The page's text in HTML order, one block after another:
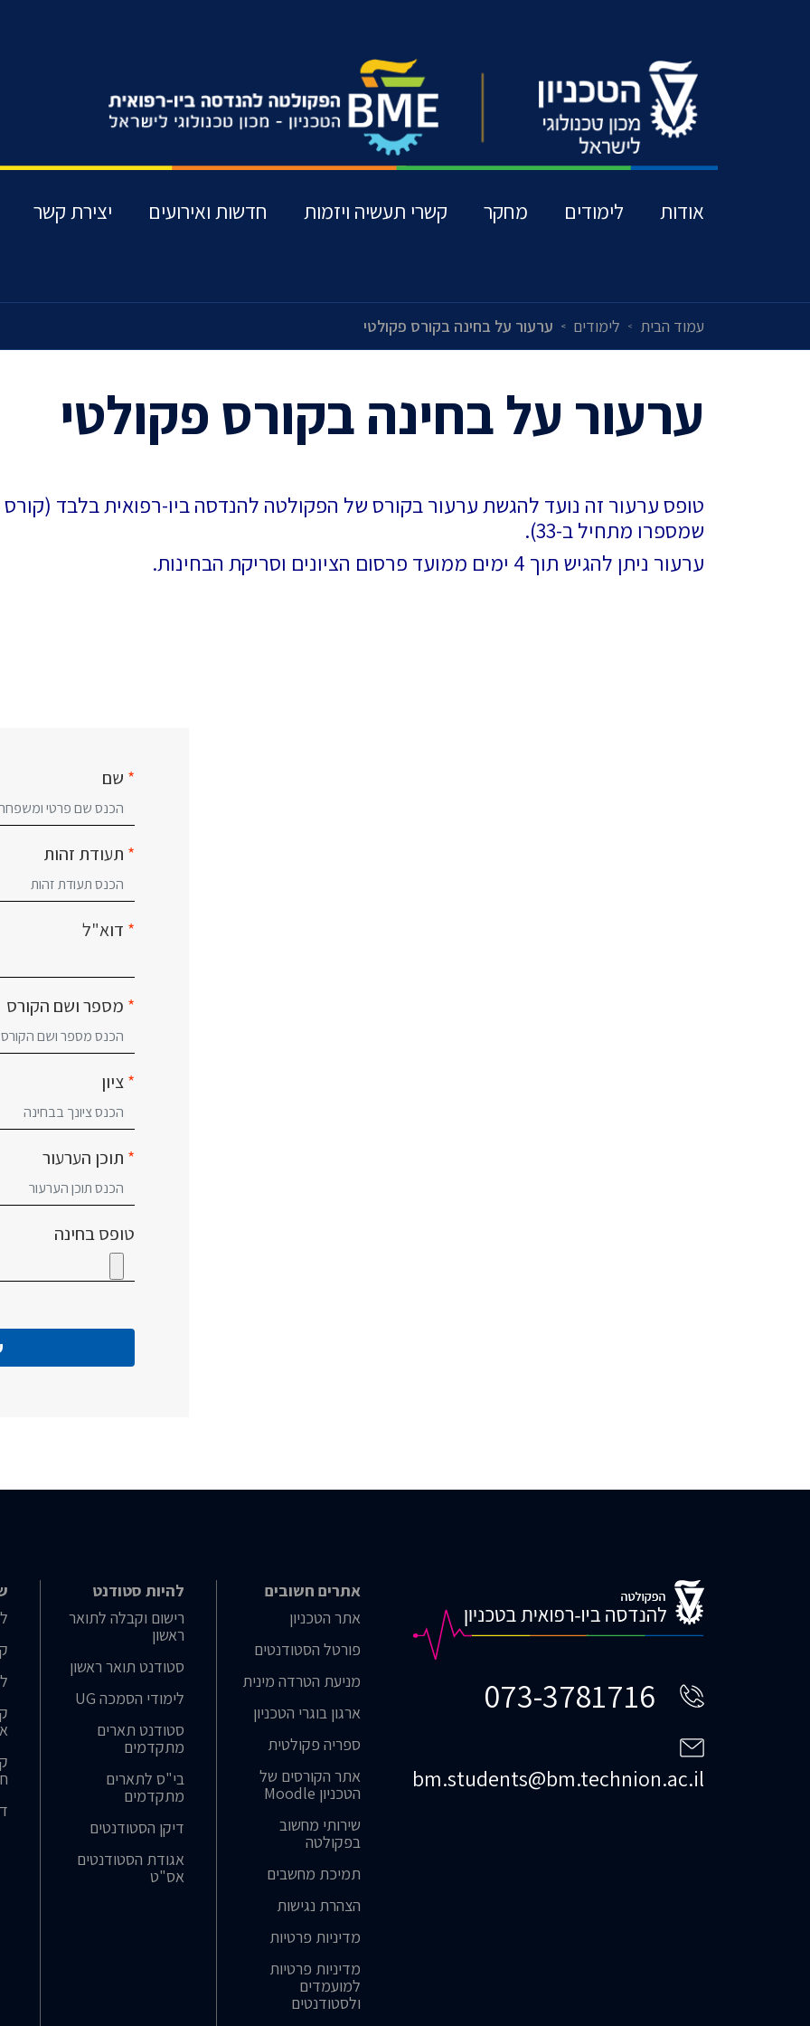
אודות לימודים מחקר קשרי תעשיה ויזמות חדשות ואירועים יצירת קשר
עמוד הבית לימודים ערעור על בחינה בקורס פקולטי
ערעור על בחינה בקורס פקולטי
טופס ערעור זה נועד להגשת ערעור בקורס של הפקולטה להנדסה ביו-רפואית בלבד (קורס
שמספרו מתחיל ב-33).
ערעור ניתן להגיש תוך 4 ימים ממועד פרסום הציונים וסריקת הבחינות.
* שם
* תעודת זהות
* דוא"ל
* מספר ושם הקורס
*ציון
* תוכן הערעור
טופס בחינה
073-3781716
bm.students@bm.technion.ac.il
אתרים חשובים
אתר הטכניון
פורטל הסטודנטים
מניעת הטרדה מינית
ארגון בוגרי הטכניון
ספריה פקולטית
אתר הקורסים של
הטכניון Moodle
שירותי מחשוב
בפקולטה
תמיכת מחשבים
הצהרת נגישות
מדיניות פרטיות
מדיניות פרטיות
למועמדים
ולסטודנטים
להיות סטודנט
רישום וקבלה לתואר
ראשון
סטודנט תואר ראשון
לימודי הסמכה UG
סטודנט תארים
מתקדמים
בי"ס לתארים
מתקדמים
דיקן הסטודנטים
אגודת הסטודנטים
אס"ט